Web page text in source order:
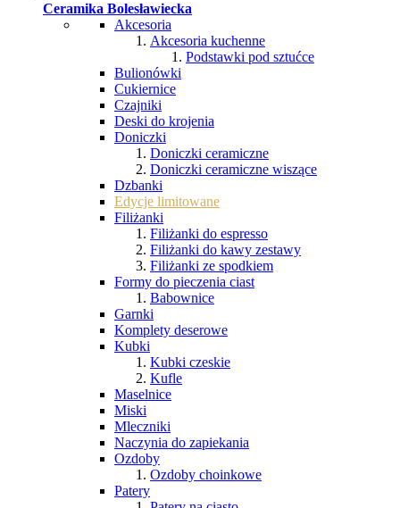
Ceramika Bolesławiecka
Akcesoria
Akcesoria kuchenne
Podstawki pod sztućce
Bulionówki
Cukiernice
Czajniki
Deski do krojenia
Doniczki
Doniczki ceramiczne
Doniczki ceramiczne wiszące
Dzbanki
Edycje limitowane
Filiżanki
Filiżanki do espresso
Filiżanki do kawy zestawy
Filiżanki ze spodkiem
Formy do pieczenia ciast
Babownice
Garnki
Komplety deserowe
Kubki
Kubki czeskie
Kufle
Maselnice
Miski
Mleczniki
Naczynia do zapiekania
Ozdoby
Ozdoby choinkowe
Patery